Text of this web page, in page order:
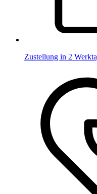
Zustellung in 2